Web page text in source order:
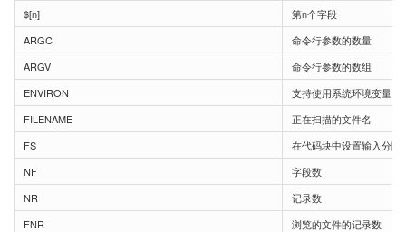
$[n]
第n个字段
ARGC
命令行参数的数量
ARGV
命令行参数的数组
ENVIRON
支持使用系统环境变量
FILENAME
正在扫描的文件名
FS
在代码块中设置输入分隔
NF
字段数
NR
记录数
FNR
浏览的文件的记录数